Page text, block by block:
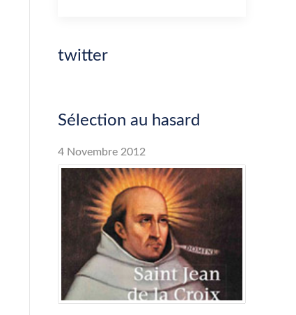
twitter
Sélection au hasard
4 Novembre 2012